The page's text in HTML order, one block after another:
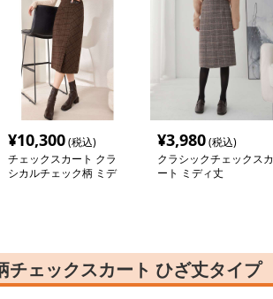
¥10,300(税込)
チェックスカート クラ
シカルチェック柄 ミデ
¥3,980(税込)
クラシックチェックスカ
ート ミディ丈
チェックスカート ひざ丈タイプ